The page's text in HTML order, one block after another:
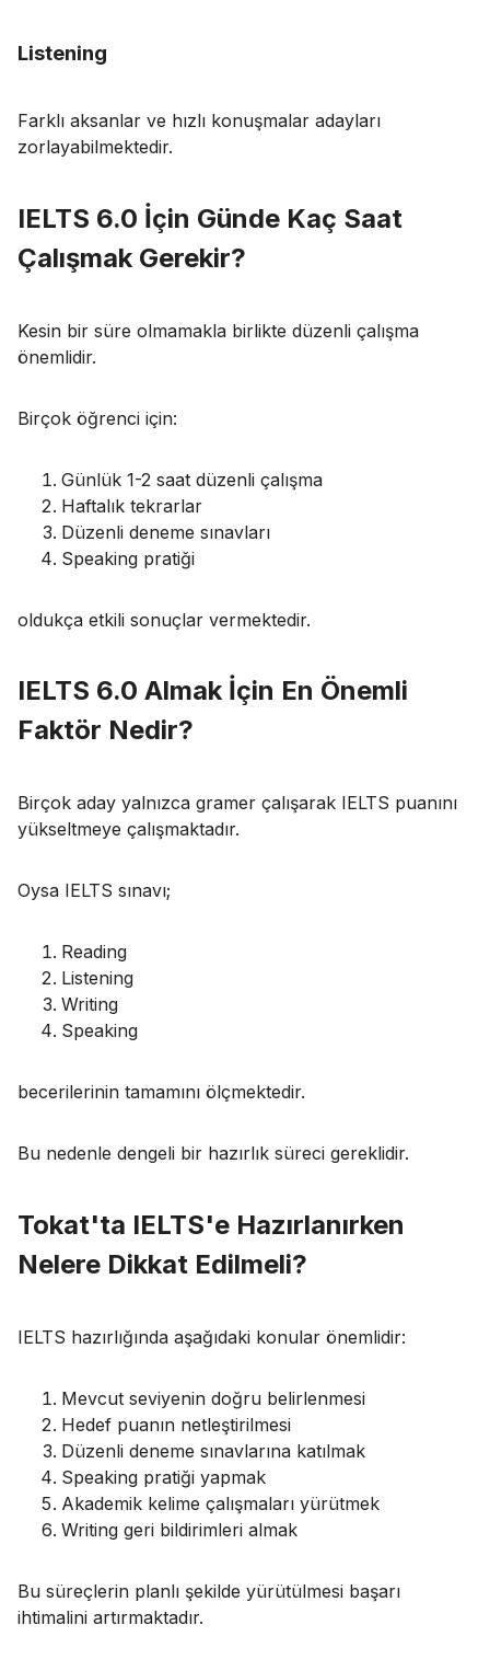
Listening
Farklı aksanlar ve hızlı konuşmalar adayları
zorlayabilmektedir.
IELTS 6.0 İçin Günde Kaç Saat
Çalışmak Gerekir?
Kesin bir süre olmamakla birlikte düzenli çalışma
önemlidir.
Birçok öğrenci için:
Günlük 1-2 saat düzenli çalışma
Haftalık tekrarlar
Düzenli deneme sınavları
Speaking pratiği
oldukça etkili sonuçlar vermektedir.
IELTS 6.0 Almak İçin En Önemli
Faktör Nedir?
Birçok aday yalnızca gramer çalışarak IELTS puanını
yükseltmeye çalışmaktadır.
Oysa IELTS sınavı;
Reading
Listening
Writing
Speaking
becerilerinin tamamını ölçmektedir.
Bu nedenle dengeli bir hazırlık süreci gereklidir.
Tokat'ta IELTS'e Hazırlanırken
Nelere Dikkat Edilmeli?
IELTS hazırlığında aşağıdaki konular önemlidir:
Mevcut seviyenin doğru belirlenmesi
Hedef puanın netleştirilmesi
Düzenli deneme sınavlarına katılmak
Speaking pratiği yapmak
Akademik kelime çalışmaları yürütmek
Writing geri bildirimleri almak
Bu süreçlerin planlı şekilde yürütülmesi başarı
ihtimalini artırmaktadır.